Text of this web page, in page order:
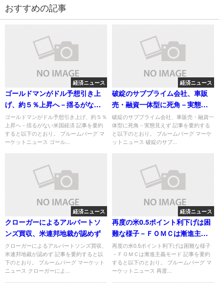
おすすめの記事
経済ニュース
ゴールドマンがドル予想引き上
げ、約５％上昇へ－揺るがない
米国経済
ゴールドマンがドル予想引き上げ、約５％
上昇へ－揺るがない米国経済 記事を要約
すると以下のとおり。 ブルームバーグ マ
ーケットニュース ゴール...
経済ニュース
破綻のサブプライム会社、車販
売・融資一体型に死角－実態見
えず
破綻のサブプライム会社、車販売・融資一
体型に死角－実態見えず 記事を要約する
と以下のとおり。 ブルームバーグ マーケ
ットニュース 破綻のサブ...
経済ニュース
クローガーによるアルバートソ
ンズ買収、米連邦地裁が認めず
クローガーによるアルバートソンズ買収、
米連邦地裁が認めず 記事を要約すると以
下のとおり。 ブルームバーグ マーケット
ニュース クローガーによ...
経済ニュース
再度の米0.5ポイント利下げは困
難な様子－ＦＯＭＣは漸進主義
モード
再度の米0.5ポイント利下げは困難な様子
－ＦＯＭＣは漸進主義モード 記事を要約
すると以下のとおり。 ブルームバーグ マ
ーケットニュース 再度...